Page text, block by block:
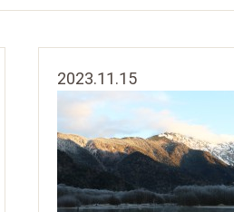
2023.11.15